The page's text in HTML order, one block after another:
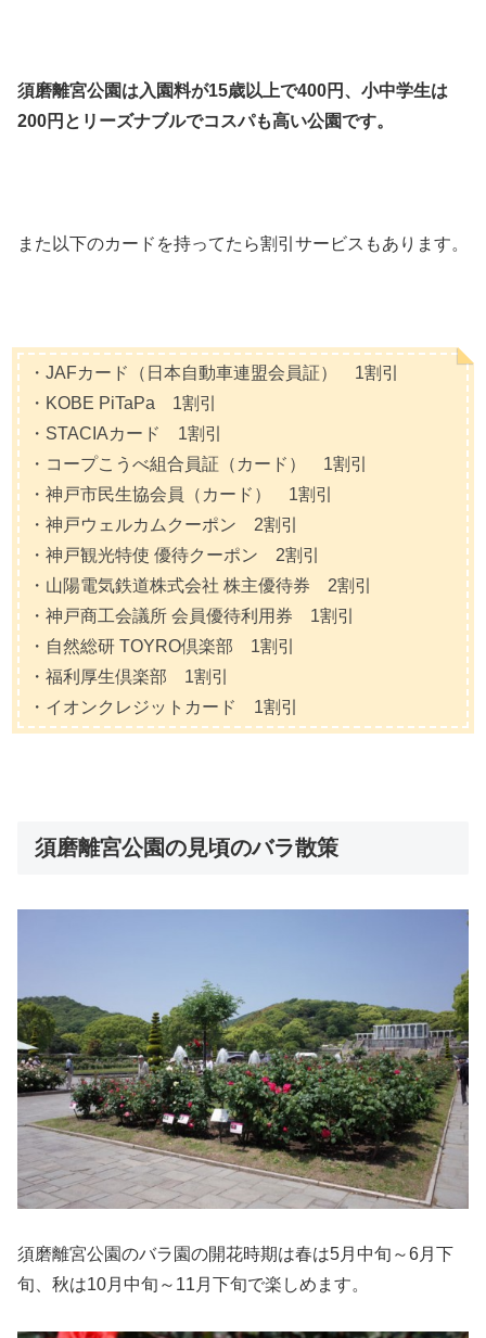
須磨離宮公園は入園料が15歳以上で400円、小中学生は
200円とリーズナブルでコスパも高い公園です。
また以下のカードを持ってたら割引サービスもあります。
・JAFカード（日本自動車連盟会員証） 1割引
・KOBE PiTaPa 1割引
・STACIAカード 1割引
・コープこうべ組合員証（カード） 1割引
・神戸市民生協会員（カード） 1割引
・神戸ウェルカムクーポン 2割引
・神戸観光特使 優待クーポン 2割引
・山陽電気鉄道株式会社 株主優待券 2割引
・神戸商工会議所 会員優待利用券 1割引
・自然総研 TOYRO倶楽部 1割引
・福利厚生倶楽部 1割引
・イオンクレジットカード 1割引
須磨離宮公園の見頃のバラ散策
須磨離宮公園のバラ園の開花時期は春は5月中旬～6月下
旬、秋は10月中旬～11月下旬で楽しめます。